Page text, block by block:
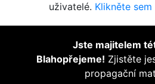
uživatelé. Klikněte
Jste majitelem
Blahopřejeme! Zjistěte
propagační